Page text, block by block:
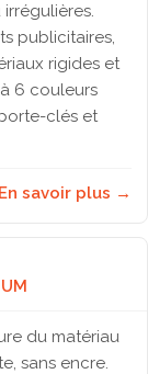
publicitaires,
rigides et
6 couleurs
clés et
En savoir plus →
du matériau
sans encre.